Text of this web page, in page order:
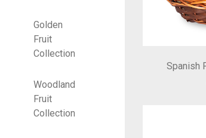
Golden
Fruit
Collection
Woodland
Fruit
Collection
Spanish